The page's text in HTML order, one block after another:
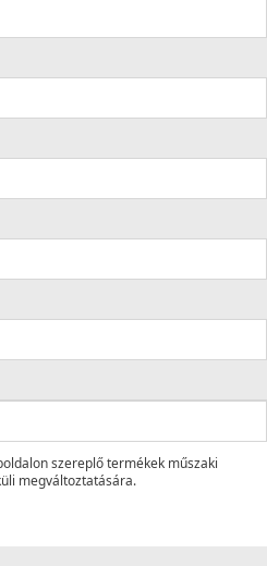
szereplő termékek műszaki
megváltoztatására.